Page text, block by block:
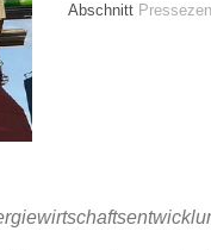
Abschnitt